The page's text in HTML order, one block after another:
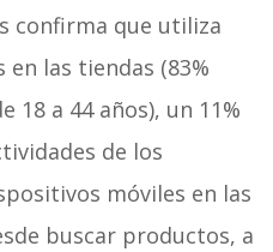
confirma que utiliza
las tiendas (83%
18 a 44 años), un 11%
de los
móviles en las
buscar productos, a